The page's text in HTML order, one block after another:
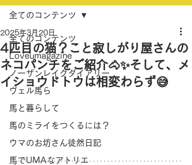
全てのコンテンツ
Loveumagazine
ノーザンレイクダイアリー
ヴェル馬ら
馬と暮らして
馬のミライをつくるには？
ウマのお坊さん徒然日記
馬でUMAなアトリエ
全てのコンテンツ
4匹目の猫？こと寂しがり屋さんの
ネコパンチをご紹介🐴✨そして、メ
イショウドトウは相変わらず😅
2025年3月20日